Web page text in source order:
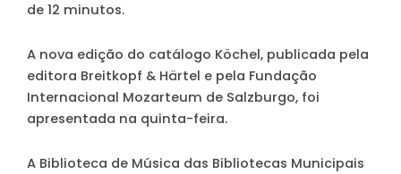
de 12 minutos.
A nova edição do catálogo Köchel, publicada pela
editora Breitkopf & Härtel e pela Fundação
Internacional Mozarteum de Salzburgo, foi
apresentada na quinta-feira.
A Biblioteca de Música das Bibliotecas Municipais